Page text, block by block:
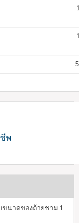
พ
นาดของถ้วยชาม 1